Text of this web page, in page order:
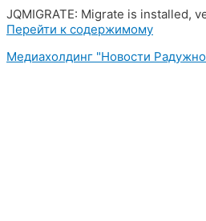
JQMIGRATE: Migrate is installed,
Перейти к содержимому
Медиахолдинг "Новости